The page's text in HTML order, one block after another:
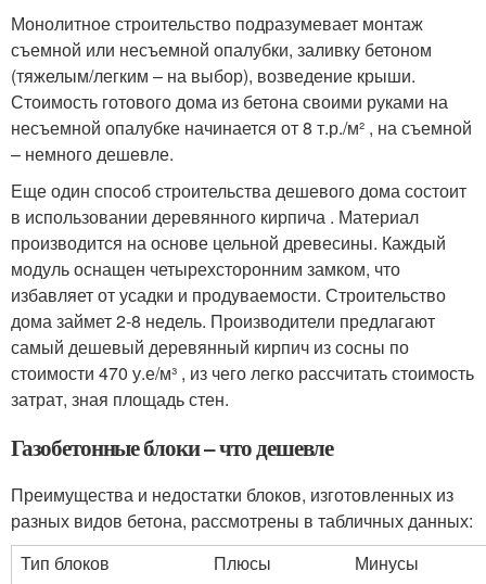
Монолитное строительство подразумевает монтаж
съемной или несъемной опалубки, заливку бетоном
(тяжелым/легким – на выбор), возведение крыши.
Стоимость готового дома из бетона своими руками на
несъемной опалубке начинается от 8 т.р./м² , на съемной
– немного дешевле.
Еще один способ строительства дешевого дома состоит
в использовании деревянного кирпича . Материал
производится на основе цельной древесины. Каждый
модуль оснащен четырехсторонним замком, что
избавляет от усадки и продуваемости. Строительство
дома займет 2-8 недель. Производители предлагают
самый дешевый деревянный кирпич из сосны по
стоимости 470 у.е/м³ , из чего легко рассчитать стоимость
затрат, зная площадь стен.
Газобетонные блоки – что дешевле
Преимущества и недостатки блоков, изготовленных из
разных видов бетона, рассмотрены в табличных данных:
Тип блоков
Плюсы Минусы